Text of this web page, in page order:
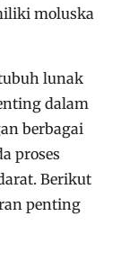
moluska
lunak
dalam
berbagai
proses
Berikut
penting